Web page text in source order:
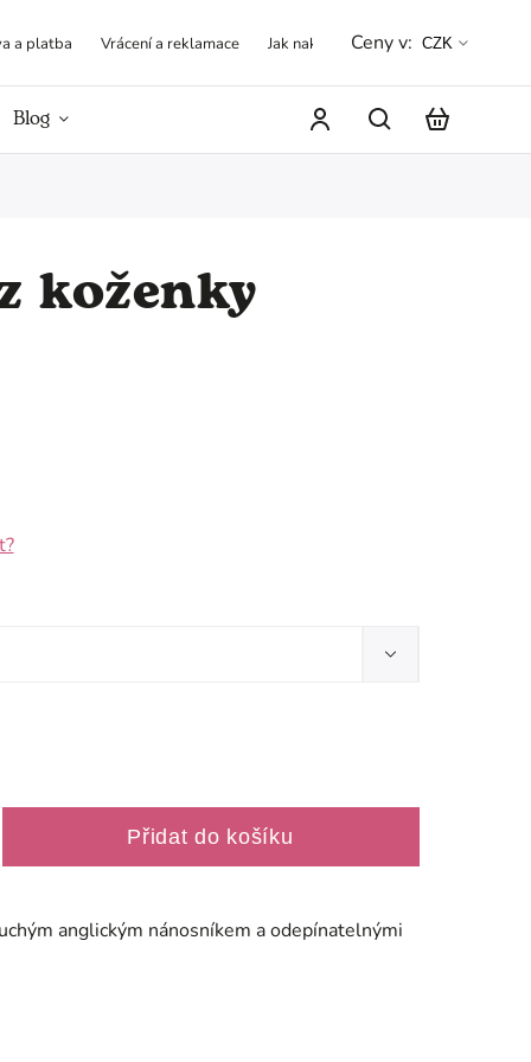
a platba Vrácení a reklamace Jak nakupovat Obchodní
Ceny v: CZK
Blog
koženky
Přidat do košíku
anglickým nánosníkem a odepínatelnými